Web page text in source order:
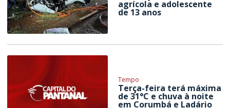
agrícola e adolescente
de 13 anos
Tempo
Terça-feira terá máxima
de 31°C e chuva à noite
em Corumbá e Ladário